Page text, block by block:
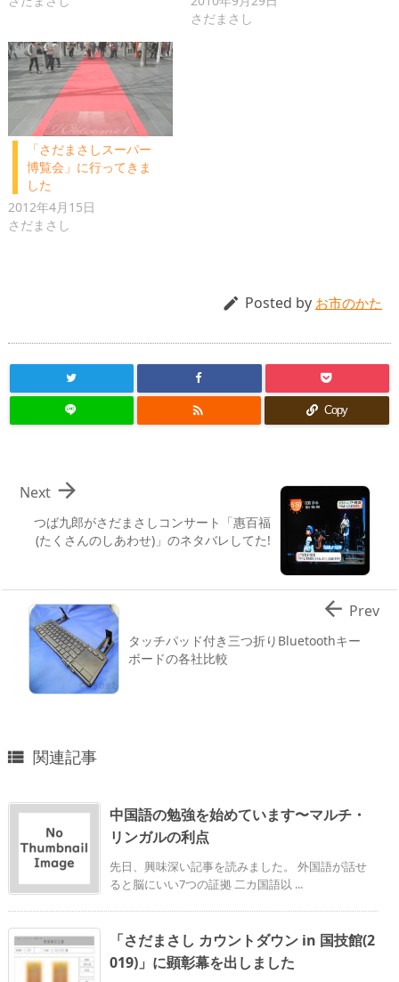
さだまさし
「さだまさしスーパー
博覧会」に行ってきま
した
2012年4月15日
さだまさし
 Posted by お市のかた
 Copy
つば九郎がさだまさしコンサート「惠百福
(たくさんのしあわせ)」のネタバレしてた!

Next
タッチパッド付き三つ折りBluetoothキー
ボードの各社比較
 Prev
 関連記事
中国語の勉強を始めています〜マルチ・
リンガルの利点
先日、興味深い記事を読みました。 外国語が話せ
ると脳にいい7つの証拠 二カ国語以 ...
「さだまさし カウントダウン in 国技館(2
019)」に顕彰幕を出しました